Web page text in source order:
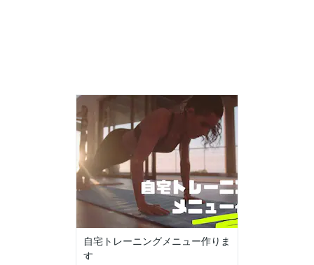
自宅トレーニングメニュー作りま
す